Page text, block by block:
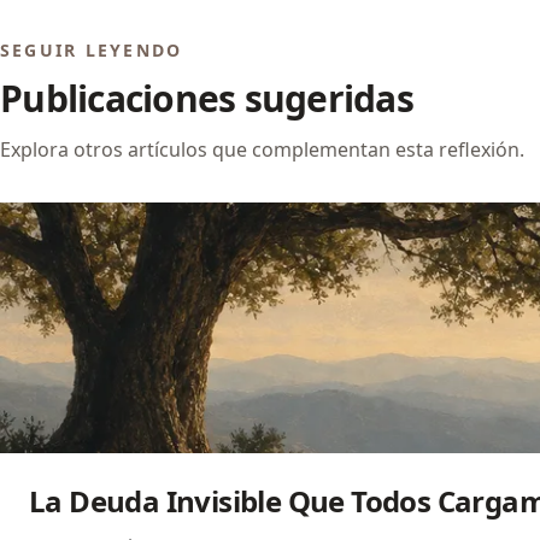
SEGUIR LEYENDO
Publicaciones sugeridas
Explora otros artículos que complementan esta reflexión.
La Deuda Invisible Que Todos